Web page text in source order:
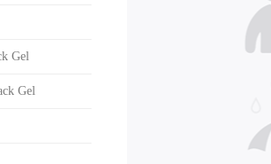
Gel
Gel